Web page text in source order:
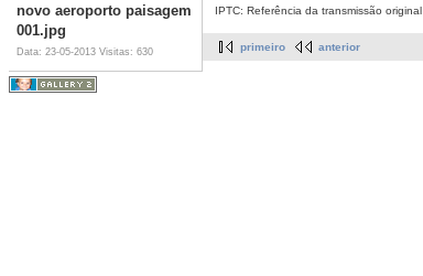
novo aeroporto paisagem
001.jpg
Data: 23-05-2013 Visitas: 630
IPTC: Referência da transmissão original
primeiro anterior